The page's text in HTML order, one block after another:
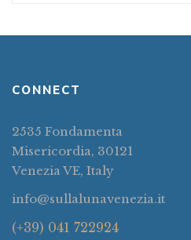
CONNECT
2535 Fondamenta
Misericordia, 30121
Venezia VE, Italy
info@sullalunavenezia.it
(+39) 041 722924